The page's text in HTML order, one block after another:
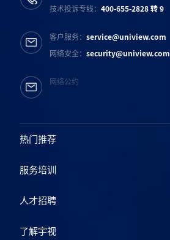
热门推荐
服务培训
人才招聘
了解宇视
技术投诉专线：400-655-2828 转 9
客户服务：service@uniview.com
网络安全：security@uniview.com
网络公约